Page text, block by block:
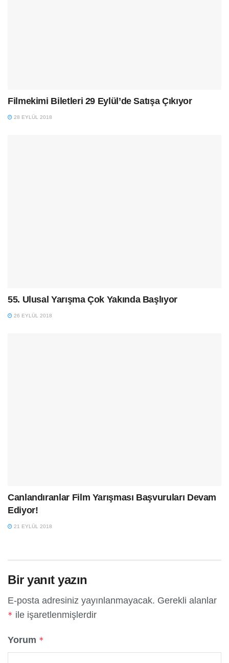
Filmekimi Biletleri 29 Eylül’de Satışa Çıkıyor
28 EYLÜL 2018
55. Ulusal Yarışma Çok Yakında Başlıyor
26 EYLÜL 2018
Canlandıranlar Film Yarışması Başvuruları Devam
Ediyor!
21 EYLÜL 2018
Bir yanıt yazın
E-posta adresiniz yayınlanmayacak. Gerekli alanlar
* ile işaretlenmişlerdir
Yorum *